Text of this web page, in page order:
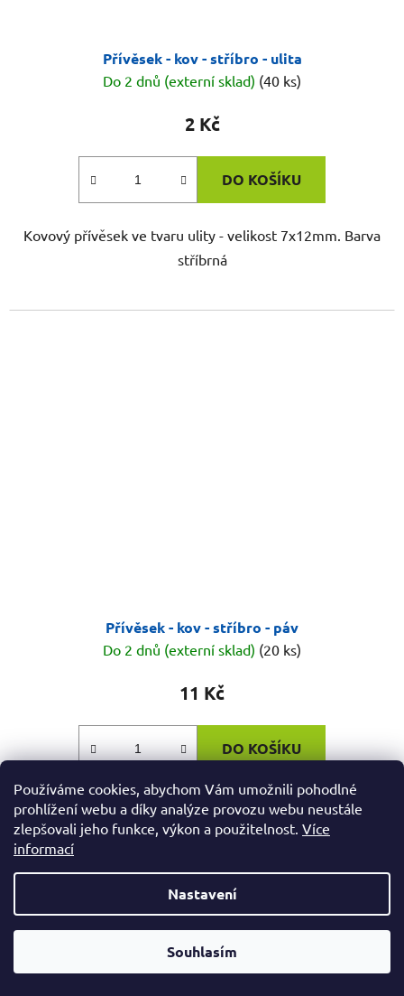
Používáme cookies, abychom Vám umožnili pohodlné
prohlížení webu a díky analýze provozu webu neustále
zlepšovali jeho funkce, výkon a použitelnost. Více
informací
Nastavení
Souhlasím
Od čtvrtka 6.8. do úterý 11.8. máme mimořádně zavřeno.
Přívěsek - kov - stříbro - ulita
Do 2 dnů (externí sklad) (40 ks)
2 Kč
DO KOŠÍKU
Kovový přívěsek ve tvaru ulity - velikost 7x12mm. Barva
stříbrná
Přívěsek - kov - stříbro - páv
Do 2 dnů (externí sklad) (20 ks)
11 Kč
DO KOŠÍKU
Kovový přívěsek ve tvaru páva - velikost 12x31mm.
Barva stříbrná